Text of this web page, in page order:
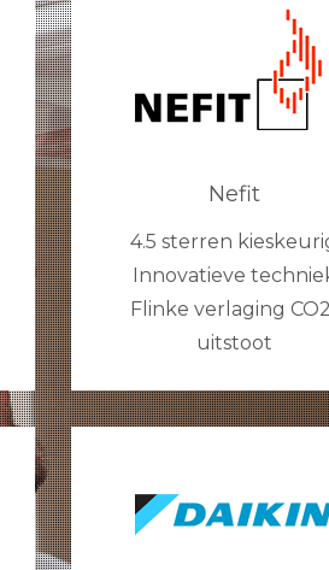
Nefit
4.5 sterren
Innovatieve
Flinke verlaging
uitstoot